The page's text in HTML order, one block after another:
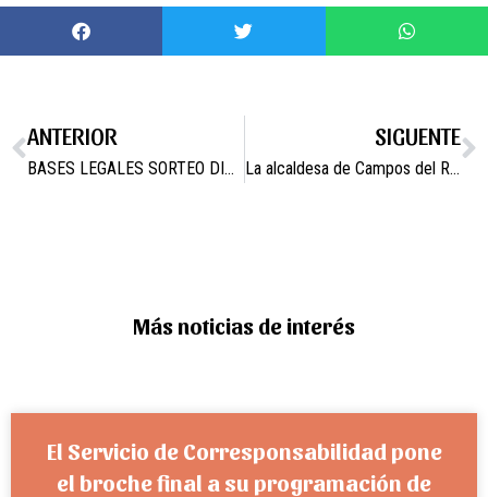
ANTERIOR
BASES LEGALES SORTEO DIA DE LA MADRE 2024
SIGUENTE
La alcaldesa de Campos del Río se reúne con el alcalde y teniente de alcalde de Alguazas para tratar sobre las infraestructuras en comunicaciones
Más noticias de interés
El Servicio de Corresponsabilidad pone
el broche final a su programación de